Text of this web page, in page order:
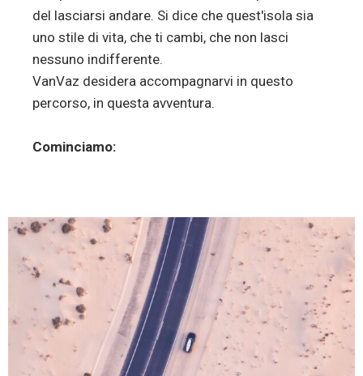
del lasciarsi andare. Si dice che quest'isola sia
uno stile di vita, che ti cambi, che non lasci
nessuno indifferente.
VanVaz desidera accompagnarvi in questo
percorso, in questa avventura.
Cominciamo: